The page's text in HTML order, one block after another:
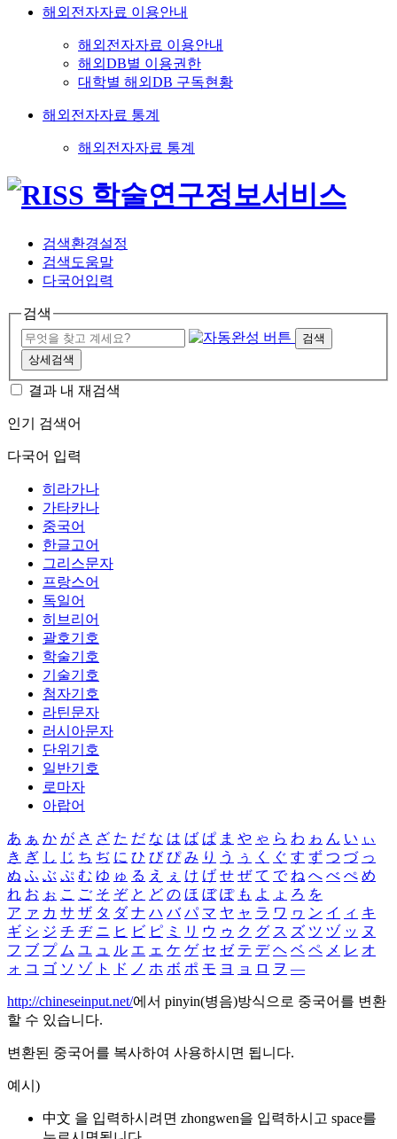
해외전자자료 이용안내
해외전자자료 이용안내
해외DB별 이용권한
대학별 해외DB 구독현황
해외전자자료 통계
해외전자자료 통계
검색환경설정
검색도움말
다국어입력
검색
검색
상세검색
결과 내 재검색
인기 검색어
다국어 입력
히라가나
가타카나
중국어
한글고어
그리스문자
프랑스어
독일어
히브리어
괄호기호
학술기호
기술기호
첨자기호
라틴문자
러시아문자
단위기호
일반기호
로마자
아랍어
あ ぁ か が さ ざ た だ な は ば ぱ ま や ゃ ら わ ゎ ん い ぃ
き ぎ し じ ち ぢ に ひ び ぴ み り う ぅ く ぐ す ず つ づ っ
ぬ ふ ぶ ぷ む ゆ ゅ る え ぇ け げ せ ぜ て で ね へ べ ぺ め
れ お ぉ こ ご そ ぞ と ど の ほ ぼ ぽ も よ ょ ろ を
ア ァ カ サ ザ タ ダ ナ ハ バ パ マ ヤ ャ ラ ワ ヮ ン イ ィ キ
ギ シ ジ チ ヂ ニ ヒ ビ ピ ミ リ ウ ゥ ク グ ス ズ ツ ヅ ッ ヌ
フ ブ プ ム ユ ュ ル エ ェ ケ ゲ セ ゼ テ デ ヘ ベ ペ メ レ オ
ォ コ ゴ ソ ゾ ト ド ノ ホ ボ ポ モ ヨ ョ ロ ヲ ―
http://chineseinput.net/에서 pinyin(병음)방식으로 중국어를 변환
할 수 있습니다.
변환된 중국어를 복사하여 사용하시면 됩니다.
예시)
中文 을 입력하시려면 zhongwen을 입력하시고 space를